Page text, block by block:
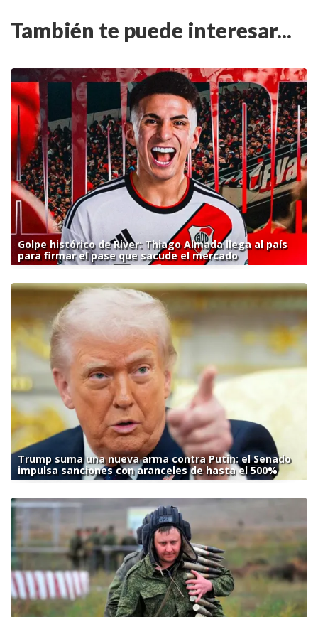
También te puede interesar...
Golpe histórico de River: Thiago Almada llega al país
para firmar el pase que sacude el mercado
Trump suma una nueva arma contra Putin: el Senado
impulsa sanciones con aranceles de hasta el 500%